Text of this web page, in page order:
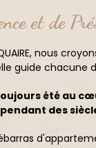
et de
nous
guide chacune
été au
des